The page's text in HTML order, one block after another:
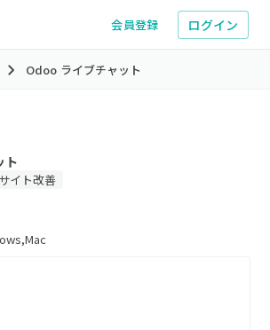
会員登録 ログイン
Odoo ライブチャット
ト
サイト改善
,Mac